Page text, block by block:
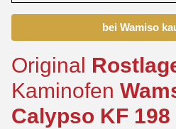
bei Wamiso
Original
Kaminofen
Calypso KF 198